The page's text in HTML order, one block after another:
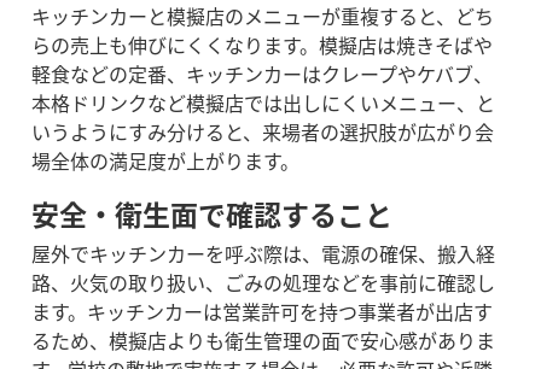
キッチンカーと模擬店のメニューが重複すると、どち
らの売上も伸びにくくなります。模擬店は焼きそばや
軽食などの定番、キッチンカーはクレープやケバブ、
本格ドリンクなど模擬店では出しにくいメニュー、と
いうようにすみ分けると、来場者の選択肢が広がり会
場全体の満足度が上がります。
安全・衛生面で確認すること
屋外でキッチンカーを呼ぶ際は、電源の確保、搬入経
路、火気の取り扱い、ごみの処理などを事前に確認し
ます。キッチンカーは営業許可を持つ事業者が出店す
るため、模擬店よりも衛生管理の面で安心感がありま